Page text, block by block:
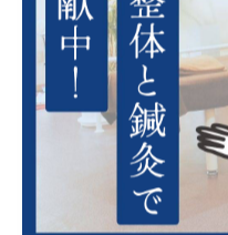
関
#アルペンスキー
#結心堂SC